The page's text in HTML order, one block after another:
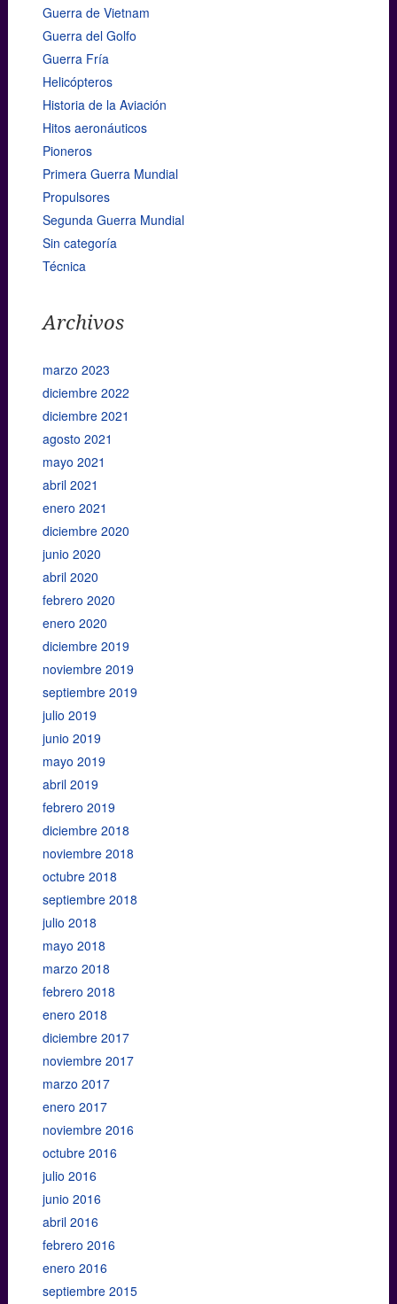
Guerra de Vietnam
Guerra del Golfo
Guerra Fría
Helicópteros
Historia de la Aviación
Hitos aeronáuticos
Pioneros
Primera Guerra Mundial
Propulsores
Segunda Guerra Mundial
Sin categoría
Técnica
Archivos
marzo 2023
diciembre 2022
diciembre 2021
agosto 2021
mayo 2021
abril 2021
enero 2021
diciembre 2020
junio 2020
abril 2020
febrero 2020
enero 2020
diciembre 2019
noviembre 2019
septiembre 2019
julio 2019
junio 2019
mayo 2019
abril 2019
febrero 2019
diciembre 2018
noviembre 2018
octubre 2018
septiembre 2018
julio 2018
mayo 2018
marzo 2018
febrero 2018
enero 2018
diciembre 2017
noviembre 2017
marzo 2017
enero 2017
noviembre 2016
octubre 2016
julio 2016
junio 2016
abril 2016
febrero 2016
enero 2016
septiembre 2015